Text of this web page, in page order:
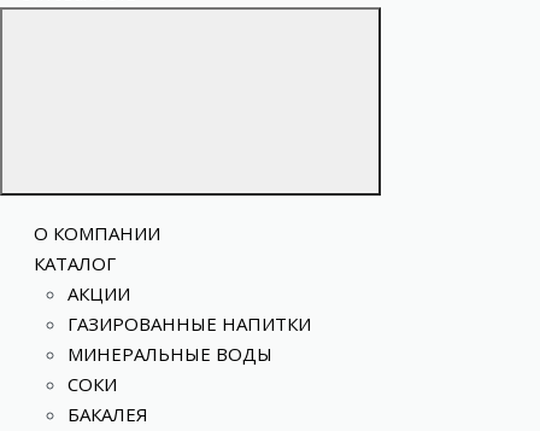
О КОМПАНИИ
КАТАЛОГ
АКЦИИ
ГАЗИРОВАННЫЕ НАПИТКИ
МИНЕРАЛЬНЫЕ ВОДЫ
СОКИ
БАКАЛЕЯ